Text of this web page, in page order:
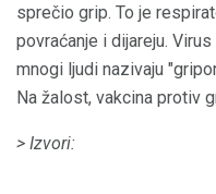
sprečio grip. To je
povraćanje i dijareju.
mnogi ljudi nazivaju
Na žalost, vakcina protiv
> Izvori: